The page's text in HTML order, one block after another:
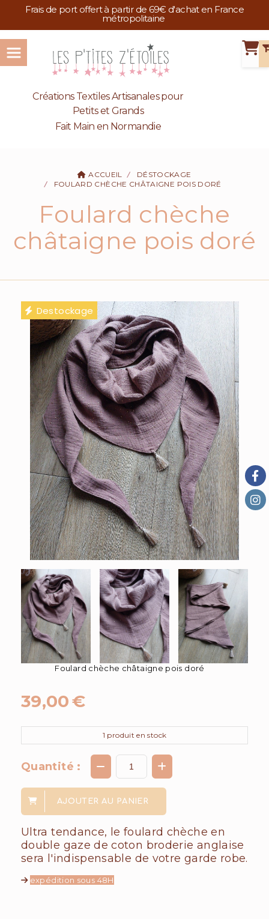
Frais de port offert à partir de 69€ d'achat en France
métropolitaine
Créations Textiles Artisanales pour
Petits et Grands
Fait Main en Normandie
ACCUEIL
DÉSTOCKAGE
FOULARD CHÈCHE CHÂTAIGNE POIS DORÉ
Foulard chèche
châtaigne pois doré
Destockage
Foulard chèche châtaigne pois doré
39,00€
1 produit en stock
Quantité :
AJOUTER AU PANIER
Ultra tendance, le foulard chèche en
double gaze de coton broderie anglaise
sera l'indispensable de votre garde robe.
expédition sous 48H
Panneau de gestion des cookies